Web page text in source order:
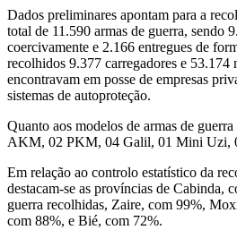
Dados preliminares apontam para a
total de 11.590 armas de guerra, sendo
coercivamente e 2.166 entregues de
recolhidos 9.377 carregadores e 53.174
encontravam em posse de empresas
sistemas de autoproteção.
Quanto aos modelos de armas de
AKM, 02 PKM, 04 Galil, 01 Mini Uzi,
Em relação ao controlo estatístico da
destacam-se as províncias de Cabinda,
guerra recolhidas, Zaire, com 99%,
com 88%, e Bié, com 72%.